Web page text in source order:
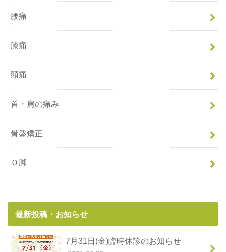
腰痛
膝痛
頭痛
首・肩の痛み
骨盤矯正
Ｏ脚
最新投稿・お知らせ
7月31日(金)臨時休診のお知らせ